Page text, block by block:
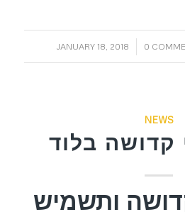
JANUARY 18, 2018
/ 0 /
NEWS
קדושה בלוד
ותשמיש